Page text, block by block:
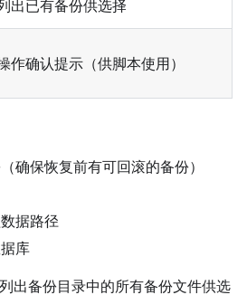
出已有备份供选择
作确认提示（供脚本使用）
确保恢复前有可回滚的备份）
据路径
库
出备份目录中的所有备份文件供选